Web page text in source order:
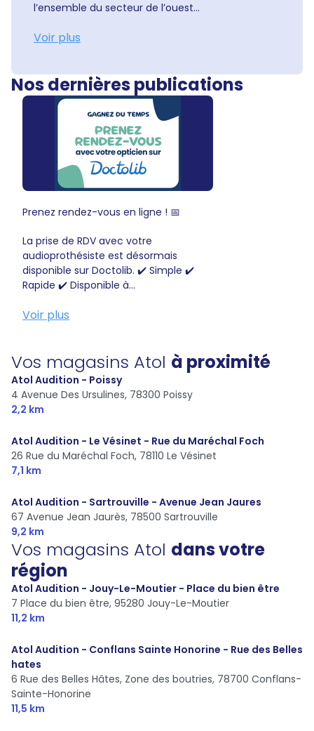
l’ensemble du secteur de l’ouest...
Voir plus
Nos dernières publications
Prenez rendez-vous en ligne ! 📅
La prise de RDV avec votre
audioprothésiste est désormais
disponible sur Doctolib. ✔️ Simple ✔️
Rapide ✔️ Disponible à...
Voir plus
Vos magasins Atol à proximité
Atol Audition - Poissy
4 Avenue Des Ursulines, 78300 Poissy
2,2 km
Atol Audition - Le Vésinet - Rue du Maréchal Foch
26 Rue du Maréchal Foch, 78110 Le Vésinet
7,1 km
Atol Audition - Sartrouville - Avenue Jean Jaures
67 Avenue Jean Jaurès, 78500 Sartrouville
9,2 km
Vos magasins Atol dans votre
région
Atol Audition - Jouy-Le-Moutier - Place du bien être
7 Place du bien être, 95280 Jouy-Le-Moutier
11,2 km
Atol Audition - Conflans Sainte Honorine - Rue des Belles
hates
6 Rue des Belles Hâtes, Zone des boutries, 78700 Conflans-
Sainte-Honorine
11,5 km